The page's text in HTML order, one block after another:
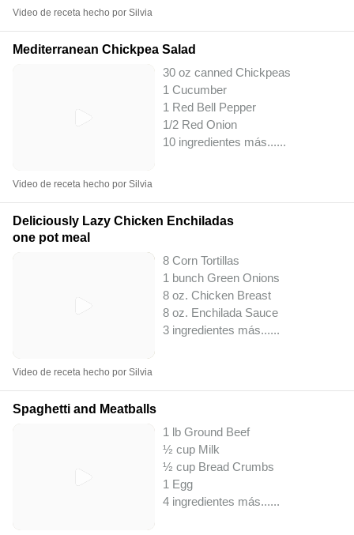
Video de receta hecho por Silvia
Mediterranean Chickpea Salad
30 oz canned Chickpeas
1 Cucumber
1 Red Bell Pepper
1/2 Red Onion
10 ingredientes más......
Video de receta hecho por Silvia
Deliciously Lazy Chicken Enchiladas
one pot meal
8 Corn Tortillas
1 bunch Green Onions
8 oz. Chicken Breast
8 oz. Enchilada Sauce
3 ingredientes más......
Video de receta hecho por Silvia
Spaghetti and Meatballs
1 lb Ground Beef
½ cup Milk
½ cup Bread Crumbs
1 Egg
4 ingredientes más......